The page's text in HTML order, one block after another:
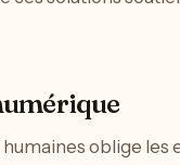
oblige